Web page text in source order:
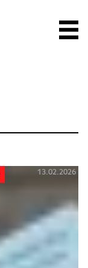
13.02.2026